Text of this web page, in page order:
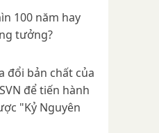
100 năm hay
tưởng?
đổi bản chất của
để tiến hành
"Kỷ Nguyên